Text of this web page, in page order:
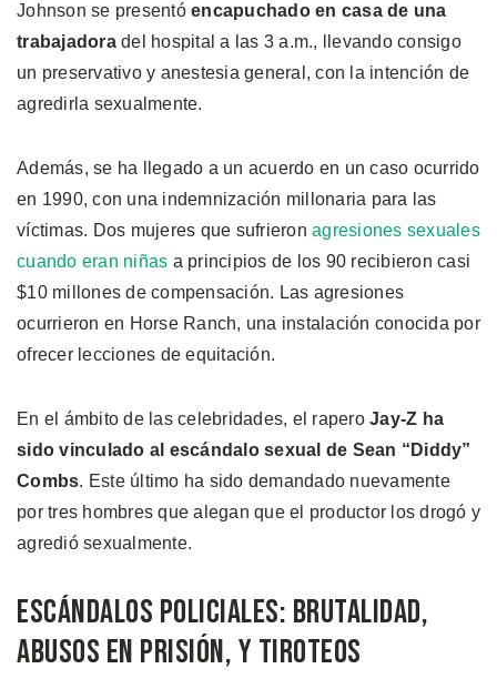
Johnson se presentó encapuchado en casa de una
trabajadora del hospital a las 3 a.m., llevando consigo
un preservativo y anestesia general, con la intención de
agredirla sexualmente.
Además, se ha llegado a un acuerdo en un caso ocurrido
en 1990, con una indemnización millonaria para las
víctimas. Dos mujeres que sufrieron agresiones sexuales
cuando eran niñas a principios de los 90 recibieron casi
$10 millones de compensación. Las agresiones
ocurrieron en Horse Ranch, una instalación conocida por
ofrecer lecciones de equitación.
En el ámbito de las celebridades, el rapero Jay-Z ha
sido vinculado al escándalo sexual de Sean “Diddy”
Combs. Este último ha sido demandado nuevamente
por tres hombres que alegan que el productor los drogó y
agredió sexualmente.
Escándalos Policiales: Brutalidad,
Abusos en Prisión, y Tiroteos